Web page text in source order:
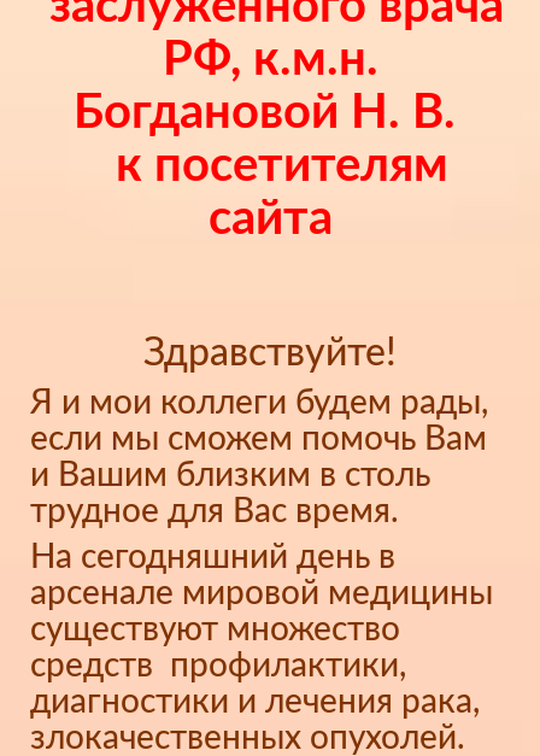
РФ, к.м.н.
Богдановой Н. В.
к посетителям
сайта
Здравствуйте!
Я и мои коллеги будем рады,
если мы сможем помочь Вам
и Вашим близким в столь
трудное для Вас время.
На сегодняшний день в
арсенале мировой медицины
существуют множество
средств профилактики,
диагностики и лечения рака,
злокачественных опухолей.